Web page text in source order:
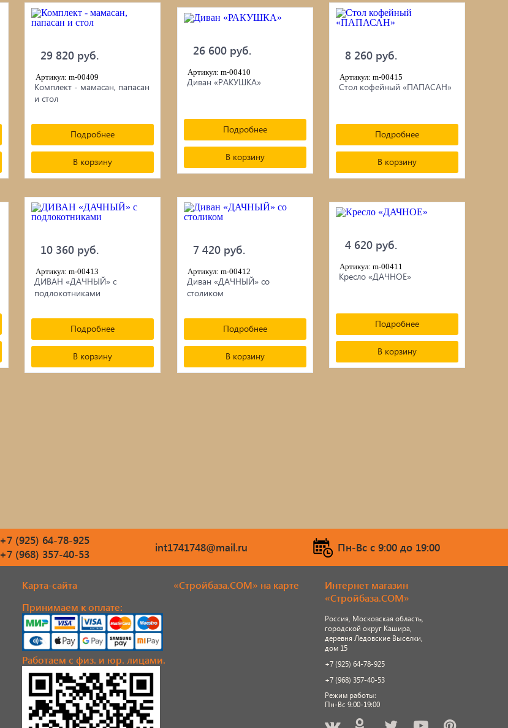
29 820 руб.
Артикул: m-00409
Комплект - мамасан, папасан
и стол
Подробнее
В корзину
26 600 руб.
Артикул: m-00410
Диван «РАКУШКА»
Подробнее
В корзину
8 260 руб.
Артикул: m-00415
Стол кофейный «ПАПАСАН»
Подробнее
В корзину
10 360 руб.
Артикул: m-00413
ДИВАН «ДАЧНЫЙ» с
подлокотниками
Подробнее
В корзину
7 420 руб.
Артикул: m-00412
Диван «ДАЧНЫЙ» со
столиком
Подробнее
В корзину
4 620 руб.
Артикул: m-00411
Кресло «ДАЧНОЕ»
Подробнее
В корзину
+7 (925) 64-78-925
+7 (968) 357-40-53
int1741748@mail.ru Пн-Вс c 9:00 до 19:00
Карта-сайта
Принимаем к оплате:
Работаем с физ. и юр. лицами.
«Стройбаза.COM» на карте
Интернет магазин
«Стройбаза.COM»
Россия, Московская область,
городской округ Кашира,
деревня Ледовские Выселки,
дом 15
+7 (925) 64-78-925
+7 (968) 357-40-53
Режим работы:
Пн-Вс 9:00-19:00